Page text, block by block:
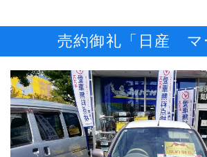
売約御礼「日産 マ